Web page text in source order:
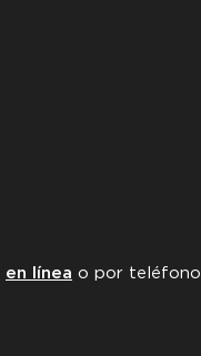
en línea o por teléfono